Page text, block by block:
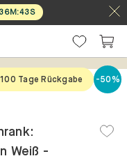
36M:42S
7
100 Tage Rückgabe -50%
Weiß -